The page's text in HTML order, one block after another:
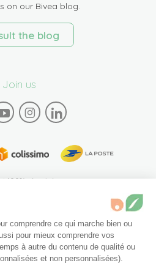
on our Bivea blog.
the blog
Join us
100% sécurisé
comprendre ce qui marche bien ou
pour mieux comprendre vos
à autre du contenu de qualité ou
et non personnalisées).